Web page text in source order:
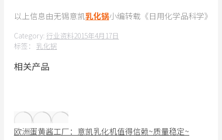
以上信息由无锡意凯乳化锅小编转载《日用化学品科学》
Category: 行业资料2015年4月17日
标签： 乳化锅
相关产品
欧洲蛋黄酱工厂：意凯乳化机值得信赖~质量稳定~